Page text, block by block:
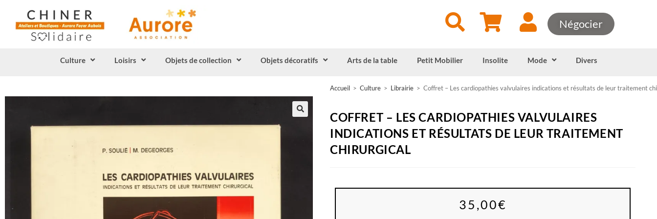
Négocier
Culture Loisirs Objets de collection Objets décoratifs Arts de la table Petit Mobilier Insolite Mode Divers
Accueil > Culture > Librairie > Coffret – Les cardiopathies valvulaires indications et résultats de leur traitement
COFFRET – LES CARDIOPATHIES VALVULAIRES
INDICATIONS ET RÉSULTATS DE LEUR TRAITEMENT
CHIRURGICAL
35,00€